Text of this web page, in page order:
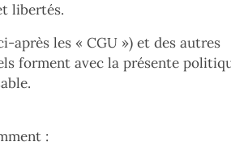
libertés.
après les « CGU ») et des autres
forment avec la présente
: